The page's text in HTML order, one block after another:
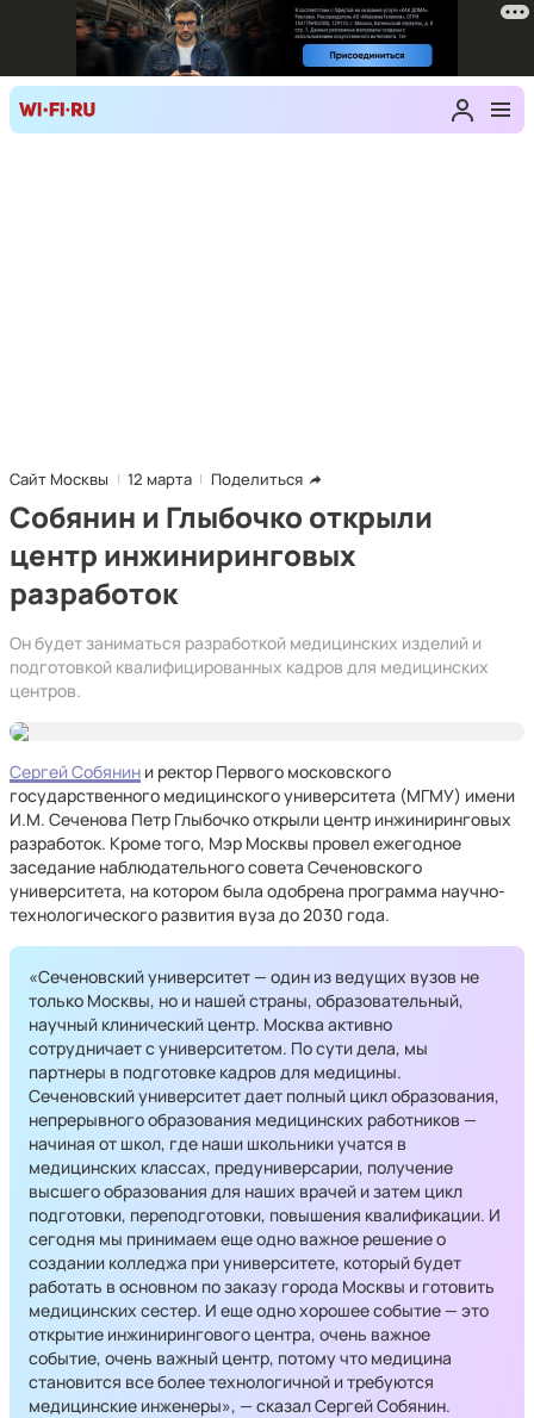
Сайт Москвы 12 марта Поделиться
Собянин и Глыбочко открыли
центр инжиниринговых
разработок
Он будет заниматься разработкой медицинских изделий и
подготовкой квалифицированных кадров для медицинских
центров.
Сергей Собянин и ректор Первого московского
государственного медицинского университета (МГМУ) имени
И.М. Сеченова Петр Глыбочко открыли центр инжиниринговых
разработок. Кроме того, Мэр Москвы провел ежегодное
заседание наблюдательного совета Сеченовского
университета, на котором была одобрена программа научно-
технологического развития вуза до 2030 года.
«Сеченовский университет — один из ведущих вузов не
только Москвы, но и нашей страны, образовательный,
научный клинический центр. Москва активно
сотрудничает с университетом. По сути дела, мы
партнеры в подготовке кадров для медицины.
Сеченовский университет дает полный цикл образования,
непрерывного образования медицинских работников —
начиная от школ, где наши школьники учатся в
медицинских классах, предуниверсарии, получение
высшего образования для наших врачей и затем цикл
подготовки, переподготовки, повышения квалификации. И
сегодня мы принимаем еще одно важное решение о
создании колледжа при университете, который будет
работать в основном по заказу города Москвы и готовить
медицинских сестер. И еще одно хорошее событие — это
открытие инжинирингового центра, очень важное
событие, очень важный центр, потому что медицина
становится все более технологичной и требуются
медицинские инженеры», — сказал Сергей Собянин.